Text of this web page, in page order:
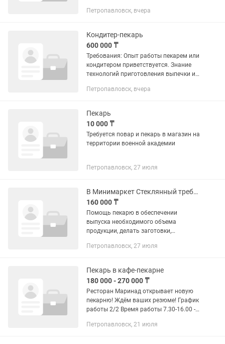
Петропавловск, вчера
Кондитер-пекарь
600 000 ₸
Требования: Опыт работы пекарем или
кондитером приветствуется. Знание
технологий приготовления выпечки и
аккуратность. Наличие санитарной
Петропавловск, вчера
Пекарь
10 000 ₸
Требуется повар и пекарь в магазин на
территории военной академии
Петропавловск, 27 июля
В Минимаркет Стеклянный требуется помощник пекаря график 3/3
160 000 ₸
Помощь пекарю в обеспечении
выпуска необходимого объема
продукции, делать заготовки,
пищи, нормы закладки сырья и
личной гигиены.
Петропавловск, 27 июля
Пекарь в кафе-пекарне
180 000 - 270 000 ₸
Ресторан Маринад открывает новую
пекарню! Ждём ваших резюме! График
работы 2/2 Время работы 7.30-16.00 -
180000 + переменные Самый центр
Петропавловск, 21 июля